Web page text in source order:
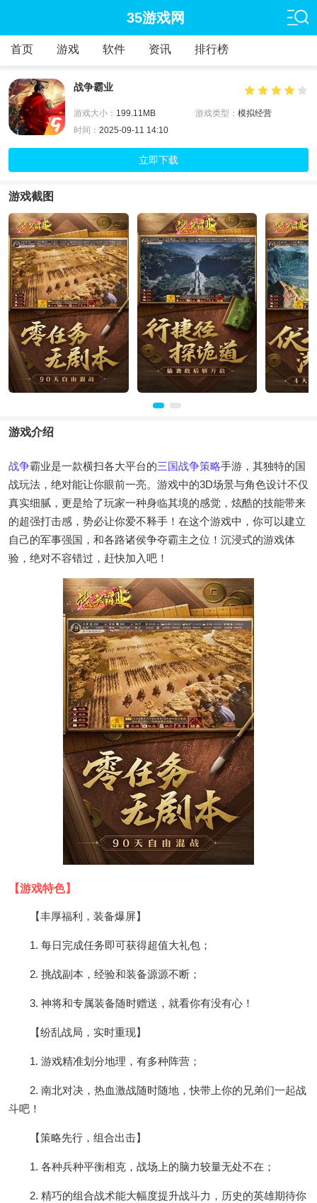
35游戏网
首页 游戏 软件 资讯 排行榜
战争霸业
游戏大小： 199.11MB 游戏类型： 模拟经营
时间： 2025-09-11 14:10
立即下载
游戏截图
游戏介绍
战争霸业是一款横扫各大平台的三国战争策略手游，其独特的国
战玩法，绝对能让你眼前一亮。游戏中的3D场景与角色设计不仅
真实细腻，更是给了玩家一种身临其境的感觉，炫酷的技能带来
的超强打击感，势必让你爱不释手！在这个游戏中，你可以建立
自己的军事强国，和各路诸侯争夺霸主之位！沉浸式的游戏体
验，绝对不容错过，赶快加入吧！
【游戏特色】
【丰厚福利，装备爆屏】
1. 每日完成任务即可获得超值大礼包；
2. 挑战副本，经验和装备源源不断；
3. 神将和专属装备随时赠送，就看你有没有心！
【纷乱战局，实时重现】
1. 游戏精准划分地理，有多种阵营；
2. 南北对决，热血激战随时随地，快带上你的兄弟们一起战
斗吧！
【策略先行，组合出击】
1. 各种兵种平衡相克，战场上的脑力较量无处不在；
2. 精巧的组合战术能大幅度提升战斗力，历史的英雄期待你